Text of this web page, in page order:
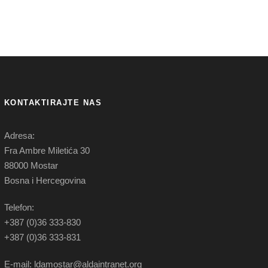
KONTAKTIRAJTE NAS
Adresa:
Fra Ambre Miletića 30
88000 Mostar
Bosna i Hercegovina
Telefon:
+387 (0)36 333-830
+387 (0)36 333-831
E-mail: ldamostar@aldaintranet.org